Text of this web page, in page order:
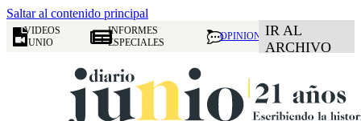
Saltar al contenido principal
VIDEOS
JUNIO
INFORMES
ESPECIALES
OPINION IR AL
ARCHIVO